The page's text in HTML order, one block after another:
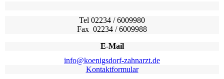
Tel 02234 / 6009980
Fax 02234 / 6009988
E-Mail
info@koenigsdorf-zahnarzt.de
Kontaktformular